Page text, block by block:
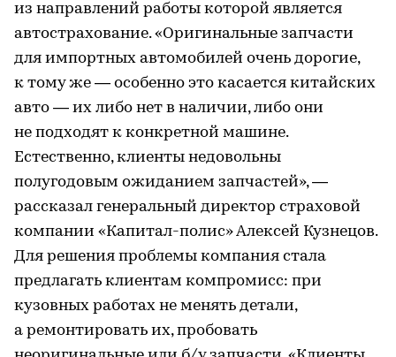
из направлений работы которой является
автострахование. «Оригинальные запчасти
для импортных автомобилей очень дорогие,
к тому же — особенно это касается китайских
авто — их либо нет в наличии, либо они
не подходят к конкретной машине.
Естественно, клиенты недовольны
полугодовым ожиданием запчастей», —
рассказал генеральный директор страховой
компании «Капитал-полис» Алексей Кузнецов.
Для решения проблемы компания стала
предлагать клиентам компромисс: при
кузовных работах не менять детали,
а ремонтировать их, пробовать